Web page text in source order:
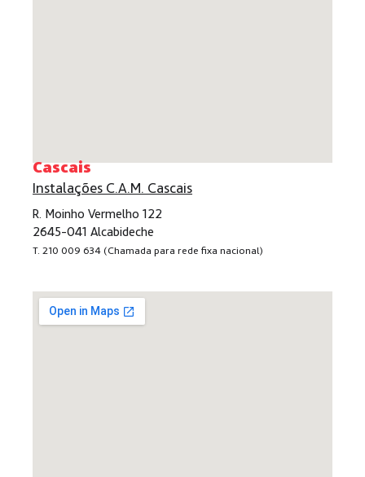
Cascais
Instalações C.A.M. Cascais
R. Moinho Vermelho 122
2645-041 Alcabideche
T. 210 009 634 (Chamada para rede fixa nacional)